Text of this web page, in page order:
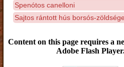
Spenótos canelloni
Sajtos rántott hús borsós-
Content on this page requires a
Adobe Flash